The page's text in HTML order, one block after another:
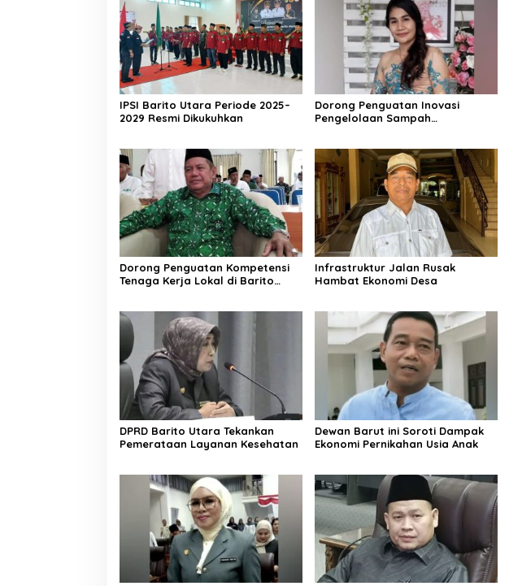
IPSI Barito Utara Periode 2025–
2029 Resmi Dikukuhkan
Dorong Penguatan Inovasi
Pengelolaan Sampah
Dorong Penguatan Kompetensi
Tenaga Kerja Lokal di Barito
Infrastruktur Jalan Rusak
Hambat Ekonomi Desa
DPRD Barito Utara Tekankan
Pemerataan Layanan Kesehatan
Dewan Barut ini Soroti Dampak
Ekonomi Pernikahan Usia Anak